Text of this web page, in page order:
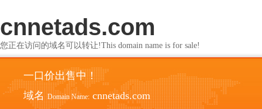
cnnetads.com
您正在访问的域名可以转让!This domain name is for sale!
一口价出售中！
域名 Domain Name: cnnetads.com